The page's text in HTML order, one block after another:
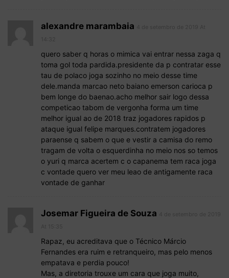
alexandre marambaia
quero saber q horas o mimica vai entrar nessa zaga q
toma gol toda pardida.presidente da p contratar esse
tau de polaco joga sozinho no meio desse time
dele.manda marcao neto baiano emerson carioca p
bem longe do baenao.acho melhor sair logo dessa
competicao tabom de vergonha forma um time
melhor igual ao de 2018 traz jogadores rapidos p
ataque igual felipe marques.contratem jogadores
paraense q sabem o que e vestir a camisa do remo
tragam de volta o esquerdinha no meio nos so temos
o yuri q marca acertem c o capanema tem raca joga
c vontade quero ver meu leao de antigamente raca
vontade de ganhar
Josemar Figueira de Souza
Rapaz, eu acreditava que o Técnico Márcio
Fernandes era ruim e retranqueiro, mas pelo menos
empatava e perdia pouco!
Mas, a diretoria trouxe um cara que joga muito,